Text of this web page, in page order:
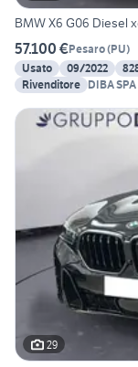
BMW X6 G06 Diesel
57.100 €Pesaro(PU)
Usato
09/2022
Rivenditore DIBA SPA
29